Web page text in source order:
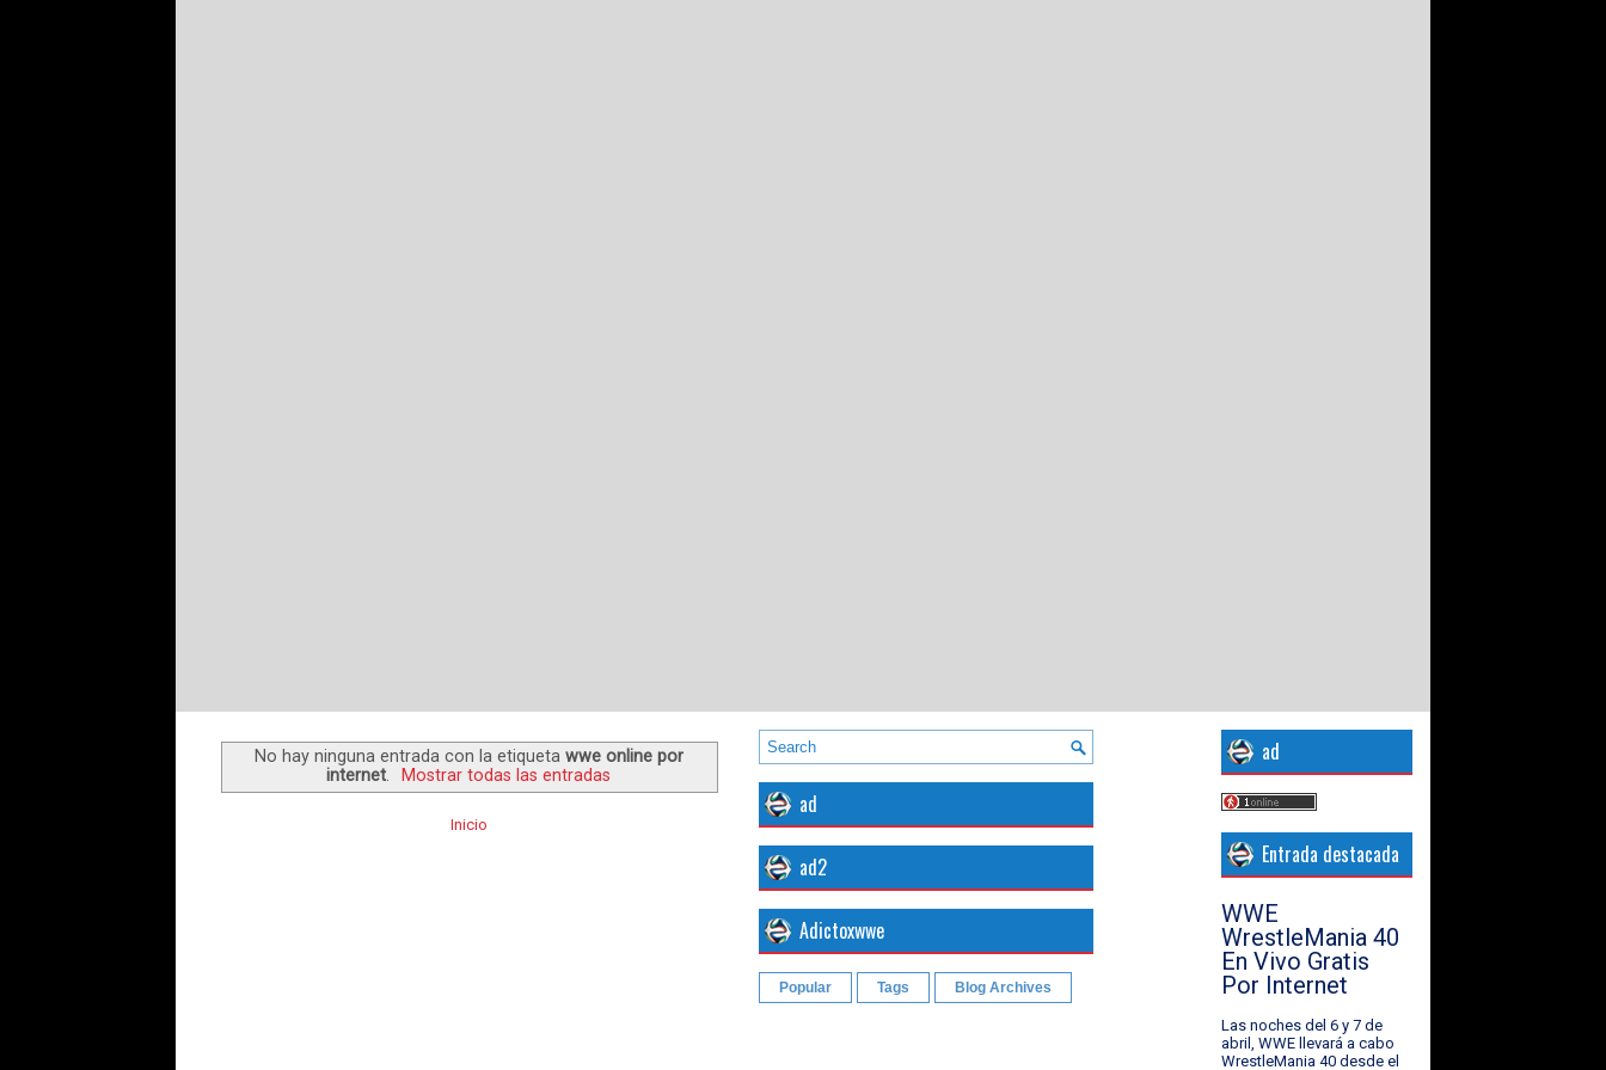
No hay ninguna entrada con la etiqueta wwe online por
internet. Mostrar todas las entradas
Inicio
ad
ad2
Adictoxwwe
Popular Tags Blog Archives
ad
Entrada destacada
WWE
WrestleMania 40
En Vivo Gratis
Por Internet
Las noches del 6 y 7 de
abril, WWE llevará a cabo
WrestleMania 40 desde el